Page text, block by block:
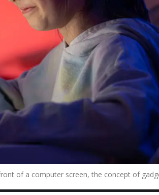
of a computer screen, the concept of